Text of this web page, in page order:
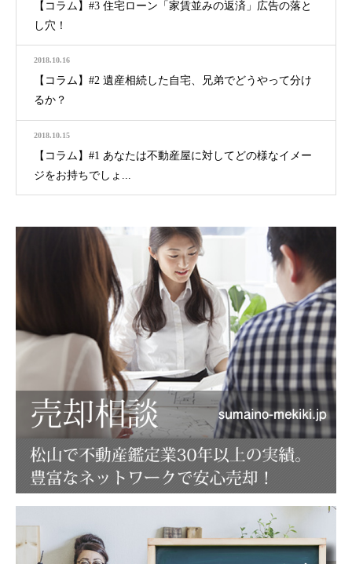
【コラム】#3 住宅ローン「家賃並みの返済」広告の落と
し穴！
2018.10.16
【コラム】#2 遺産相続した自宅、兄弟でどうやって分け
るか？
2018.10.15
【コラム】#1 あなたは不動産屋に対してどの様なイメー
ジをお持ちでしょ...